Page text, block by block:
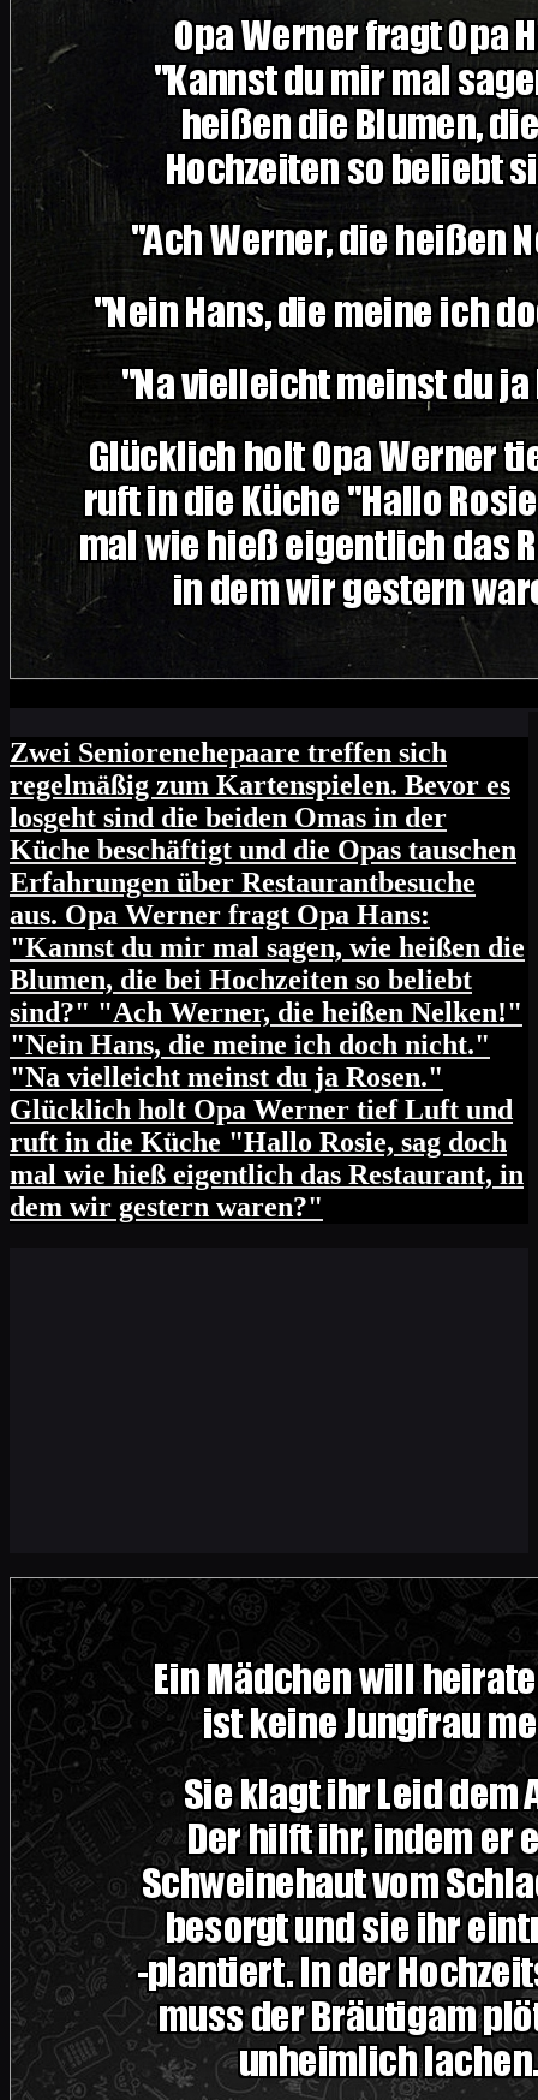
Zwei Seniorenehepaare treffen sich
regelmäßig zum Kartenspielen. Bevor es
losgeht sind die beiden Omas in der
Küche beschäftigt und die Opas tauschen
Erfahrungen über Restaurantbesuche
aus. Opa Werner fragt Opa Hans:
"Kannst du mir mal sagen, wie heißen die
Blumen, die bei Hochzeiten so beliebt
sind?" "Ach Werner, die heißen Nelken!"
"Nein Hans, die meine ich doch nicht."
"Na vielleicht meinst du ja Rosen."
Glücklich holt Opa Werner tief Luft und
ruft in die Küche "Hallo Rosie, sag doch
mal wie hieß eigentlich das Restaurant, in
dem wir gestern waren?"